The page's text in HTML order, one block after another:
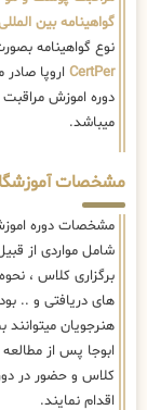
گواهینامه بین
نوع گواهینامه
CertPer اروپا
دوره اموزش
میباشد.
مشخصات
مشخصات دوره
شامل مواردی از
برگزاری کلاس ،
های دریافتی و ..
هنرجویان
ابوجا پس از
کلاس و حضور در
اقدام نمایند.